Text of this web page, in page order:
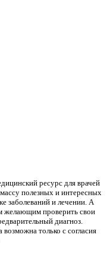
ресурс для врачей
полезных и интересных
заболеваний и лечении. А
желающим проверить свои
диагноз.
только с согласия